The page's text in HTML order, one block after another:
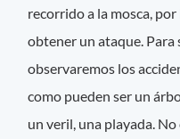
recorrido a la mosca,
obtener un ataque. Para
observaremos los
como pueden ser un
un veril, una playada.